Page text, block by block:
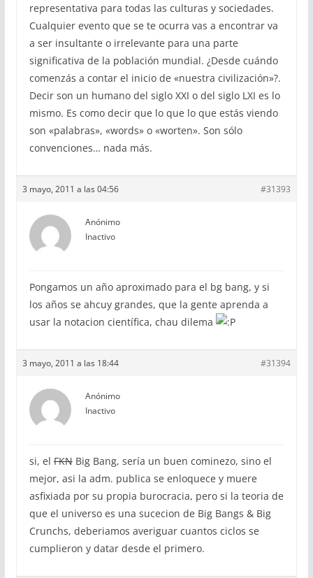
representativa para todas las culturas y sociedades.
Cualquier evento que se te ocurra vas a encontrar va
a ser insultante o irrelevante para una parte
significativa de la población mundial. ¿Desde cuándo
comenzás a contar el inicio de «nuestra civilización»?.
Decir son un humano del siglo XXI o del siglo LXI es lo
mismo. Es como decir que lo que lo que estás viendo
son «palabras», «words» o «worten». Son sólo
convenciones… nada más.
3 mayo, 2011 a las 04:56 #31393
Anónimo
Inactivo
Pongamos un año aproximado para el bg bang, y si
los años se ahcuy grandes, que la gente aprenda a
usar la notacion científica, chau dilema
3 mayo, 2011 a las 18:44 #31394
Anónimo
Inactivo
si, elFKNBig Bang, sería un buen cominezo, sino el
mejor, asi la adm. publica se enloquece y muere
asfixiada por su propia burocracia, pero si la teoria de
que el universo es una sucecion de Big Bangs & Big
Crunchs, deberiamos averiguar cuantos ciclos se
cumplieron y datar desde el primero.